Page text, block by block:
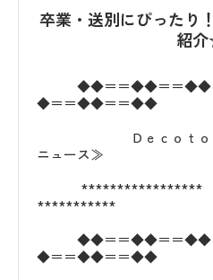
卒業・送別にぴったり
紹
◆◆＝＝◆◆＝＝◆◆
◆＝＝◆◆＝＝◆◆
Ｄｅｃｏｔｏ Ｎ
ニュース≫
*****************
***********
◆◆＝＝◆◆＝＝◆◆
◆＝＝◆◆＝＝◆◆